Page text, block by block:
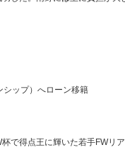
ップ）へローン移籍
で得点王に輝いた若手FWリ